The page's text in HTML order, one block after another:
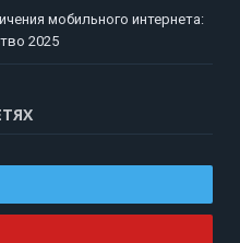
мобильного интернета:
2025